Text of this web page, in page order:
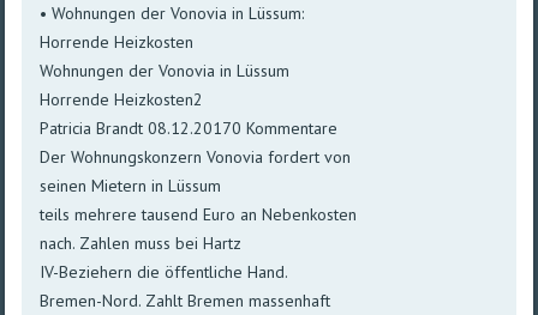
• Wohnungen der Vonovia in Lüssum:
Horrende Heizkosten
Wohnungen der Vonovia in Lüssum
Horrende Heizkosten2
Patricia Brandt 08.12.20170 Kommentare
Der Wohnungskonzern Vonovia fordert von
seinen Mietern in Lüssum
teils mehrere tausend Euro an Nebenkosten
nach. Zahlen muss bei Hartz
IV-Beziehern die öffentliche Hand.
Bremen-Nord. Zahlt Bremen massenhaft